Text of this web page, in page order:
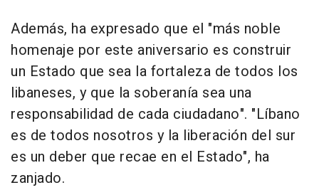
Además, ha expresado que el "más noble
homenaje por este aniversario es construir
un Estado que sea la fortaleza de todos los
libaneses, y que la soberanía sea una
responsabilidad de cada ciudadano". "Líbano
es de todos nosotros y la liberación del sur
es un deber que recae en el Estado", ha
zanjado.